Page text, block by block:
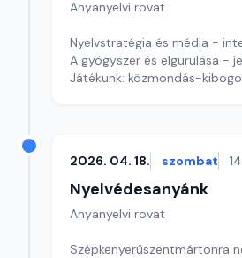
Anyanyelvi rovat
Nyelvstratégia és média -
A gyógyszer és elgurulása -
Játékunk: közmondás-
2026. 04. 18. szombat
Nyelvédesanyánk
Anyanyelvi rovat
Szépkenyerűszentmártonra